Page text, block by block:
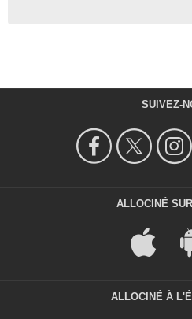
SUIVEZ-
ALLOCINÉ
ALLOCINÉ À